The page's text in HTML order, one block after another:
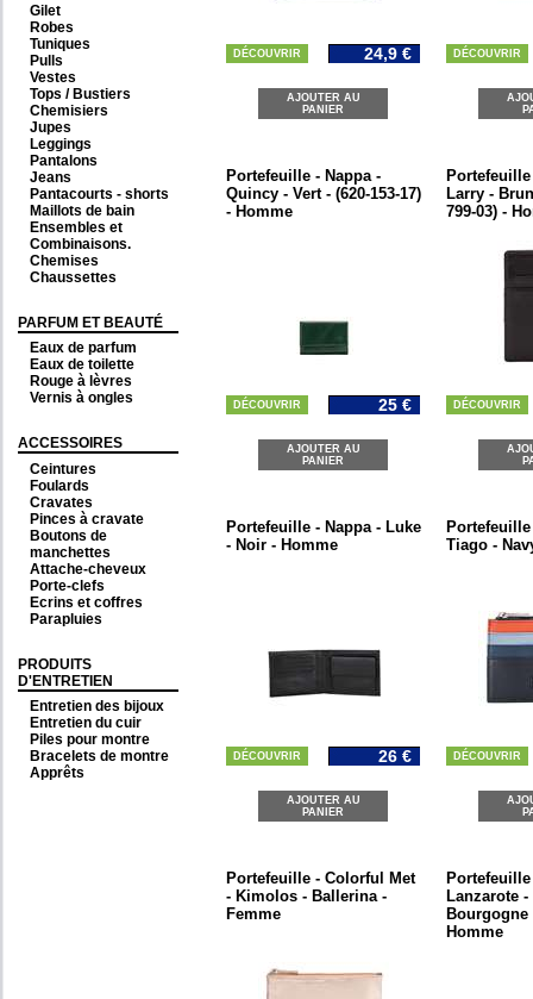
Gilet
Robes
Tuniques
Pulls
Vestes
Tops / Bustiers
Chemisiers
Jupes
Leggings
Pantalons
Jeans
Pantacourts - shorts
Maillots de bain
Ensembles et
Combinaisons.
Chemises
Chaussettes
PARFUM ET BEAUTÉ
Eaux de parfum
Eaux de toilette
Rouge à lèvres
Vernis à ongles
ACCESSOIRES
Ceintures
Foulards
Cravates
Pinces à cravate
Boutons de
manchettes
Attache-cheveux
Porte-clefs
Ecrins et coffres
Parapluies
PRODUITS
D'ENTRETIEN
Entretien des bijoux
Entretien du cuir
Piles pour montre
Bracelets de montre
Apprêts
DÉCOUVRIR 24,9 €
AJOUTER AU
PANIER
DÉCOUVRIR
Portefeuille - Nappa -
Quincy - Vert - (620-153-17)
- Homme
DÉCOUVRIR 25 €
AJOUTER AU
PANIER
Larry -
799-03) -
DÉCOUVRIR
Portefeuille - Nappa - Luke
- Noir - Homme
DÉCOUVRIR 26 €
AJOUTER AU
PANIER
Tiago -
DÉCOUVRIR
Portefeuille - Colorful Met
- Kimolos - Ballerina -
Femme
Lanzarote -
Bourgogne
Homme